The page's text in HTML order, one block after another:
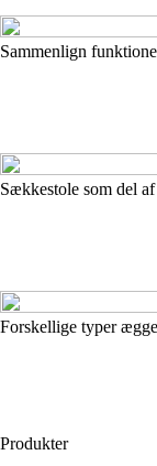
Sammenlign
Sækkestole som del
Forskellige typer
Produkter